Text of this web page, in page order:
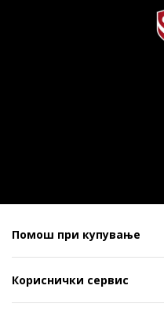
Помош при купување
Кориснички сервис